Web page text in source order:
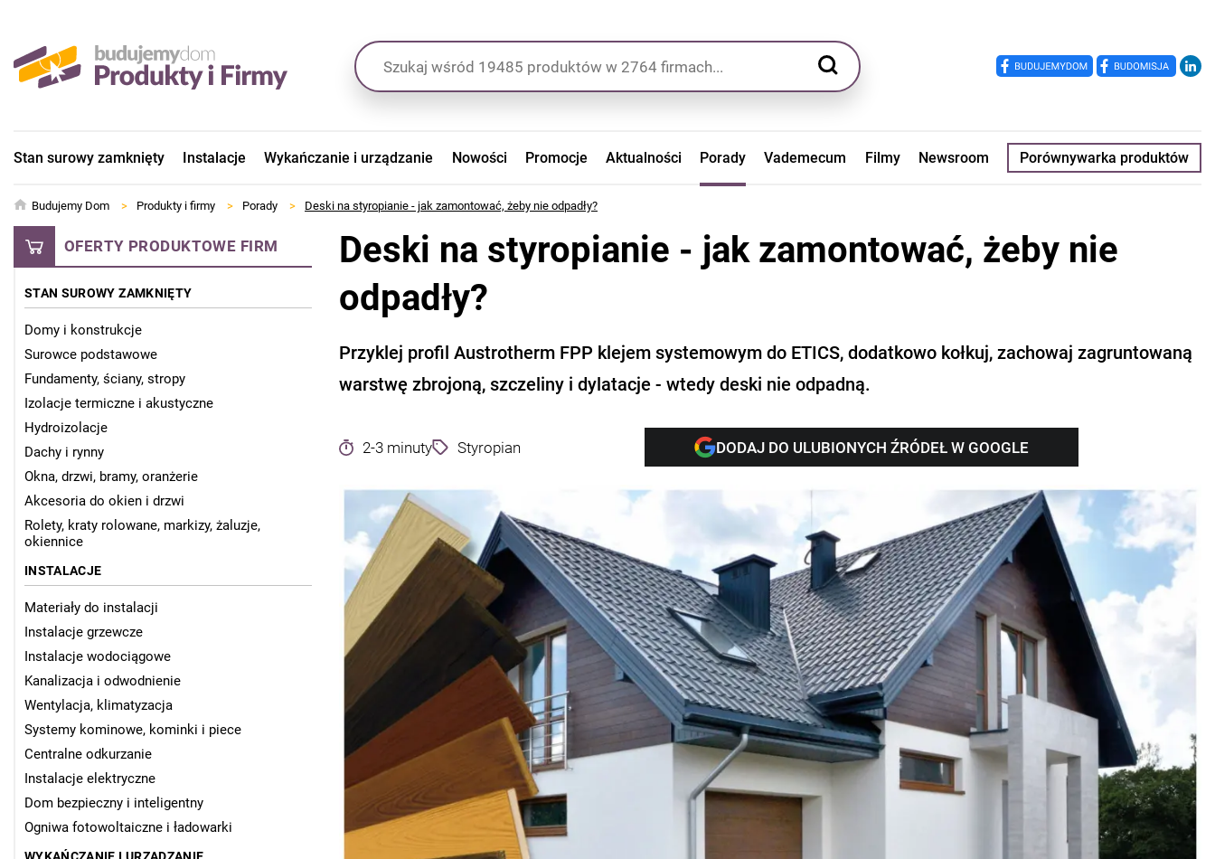
Stan surowy zamknięty Instalacje Wykańczanie i urządzanie Nowości Promocje Aktualności Porady Vademecum Filmy Newsroom Porównywarka produktów
Budujemy Dom > Produkty i firmy > Porady > Deski na styropianie - jak zamontować, żeby nie odpadły?
OFERTY PRODUKTOWE FIRM
STAN SUROWY ZAMKNIĘTY
Domy i konstrukcje
Surowce podstawowe
Fundamenty, ściany, stropy
Izolacje termiczne i akustyczne
Hydroizolacje
Dachy i rynny
Okna, drzwi, bramy, oranżerie
Akcesoria do okien i drzwi
Rolety, kraty rolowane, markizy, żaluzje,
okiennice
INSTALACJE
Materiały do instalacji
Instalacje grzewcze
Instalacje wodociągowe
Kanalizacja i odwodnienie
Wentylacja, klimatyzacja
Systemy kominowe, kominki i piece
Centralne odkurzanie
Instalacje elektryczne
Dom bezpieczny i inteligentny
Ogniwa fotowoltaiczne i ładowarki
Deski na styropianie - jak zamontować, żeby nie
odpadły?
Przyklej profil Austrotherm FPP klejem systemowym do ETICS, dodatkowo kołkuj, zachowaj zagruntowaną
warstwę zbrojoną, szczeliny i dylatacje - wtedy deski nie odpadną.
2-3 minuty Styropian DODAJ DO ULUBIONYCH ŹRÓDEŁ W GOOGLE